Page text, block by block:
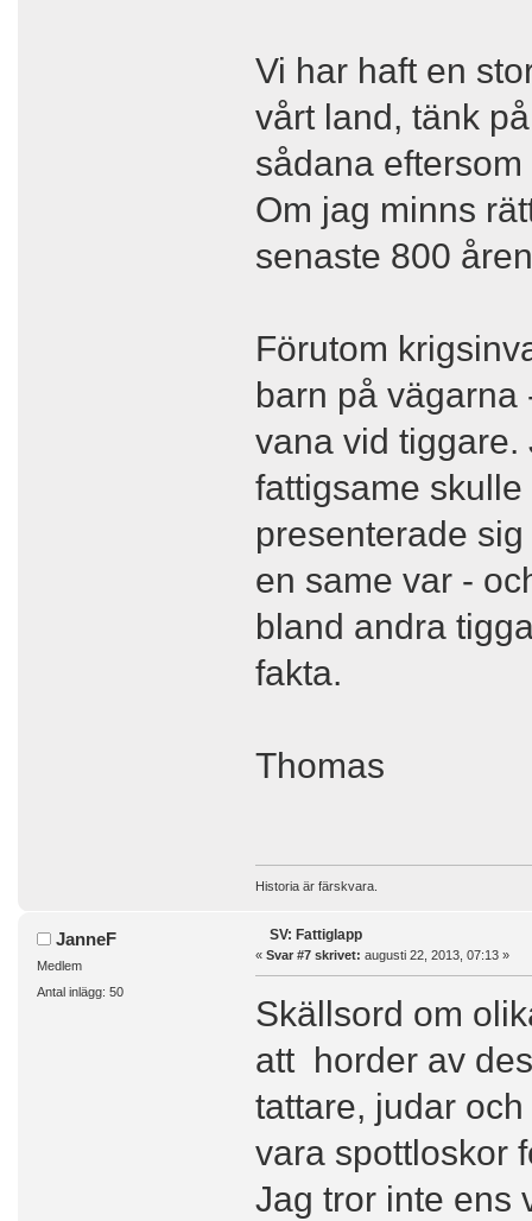
Vi har haft en
vårt land, tänk
sådana
Om jag minns
senaste 800
Förutom
barn på vägarna
vana vid tiggare.
fattigsame
presenterade
en same var -
bland andra
fakta.
Thomas
Historia är färskvara.
JanneF
Medlem
Antal inlägg: 50
SV: Fattiglapp
« Svar #7 skrivet: augusti 22, 2013, 07:13 »
Skällsord om
att horder av
tattare, judar
vara spottloskor
Jag tror inte ens